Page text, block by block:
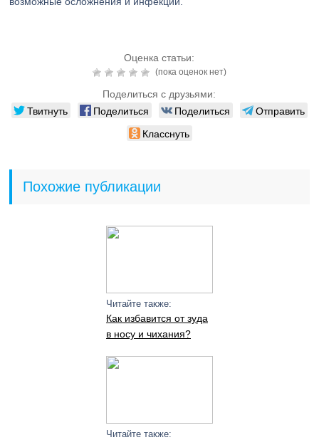
Оценка статьи:
(пока оценок нет)
Поделиться с друзьями:
Твитнуть Поделиться Поделиться
Отправить
Класснуть
Похожие публикации
Читайте также:
Как избавится от зуда
в носу и чихания?
Читайте также: